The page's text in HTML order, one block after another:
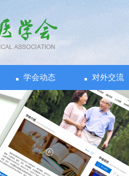
学会动态 对外交流